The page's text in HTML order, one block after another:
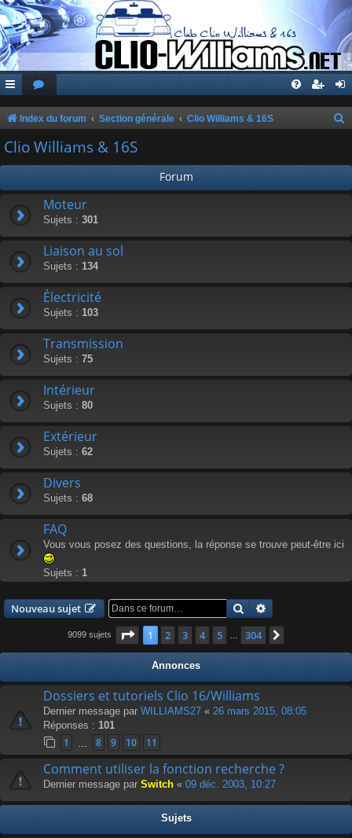
Index du forum Section générale Clio Williams & 16S
e
Clio Williams & 16S
Forum
Moteur
Sujets : 301
Liaison au sol
Sujets : 134
Électricité
Sujets : 103
Transmission
Sujets : 75
Intérieur
Sujets : 80
Extérieur
Sujets : 62
Divers
Sujets : 68
FAQ
Vous vous posez des questions, la réponse se trouve peut-être ici
Sujets : 1
Nouveau sujet Rechercher
9099 sujets Page 1sur304
1 2 3 4 5 304
Annonces
Dossiers et tutoriels Clio 16/Williams
Dernier message par WILLIAMS27 « 26 mars 2015, 08:05
Réponses : 101
1 8 9 10 11
Comment utiliser la fonction recherche ?
Dernier message par Switch « 09 déc. 2003, 10:27
Sujets